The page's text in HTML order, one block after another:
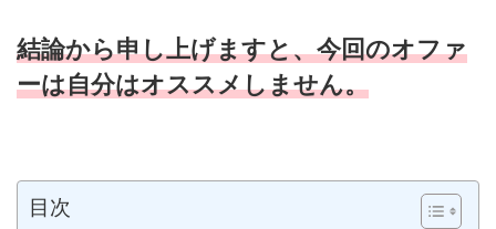
結論から申し上げますと、今回のオファ
ーは自分はオススメしません。
目次